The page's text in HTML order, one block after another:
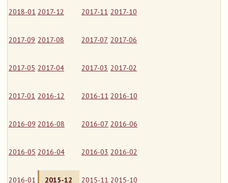
2018-01 2017-12 2017-11 2017-10
2017-09 2017-08 2017-07 2017-06
2017-05 2017-04 2017-03 2017-02
2017-01 2016-12 2016-11 2016-10
2016-09 2016-08 2016-07 2016-06
2016-05 2016-04 2016-03 2016-02
2016-01 2015-12 2015-11 2015-10